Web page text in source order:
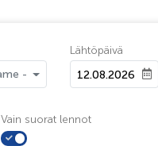
-
Lähtöpäivä
Vain suorat lennot